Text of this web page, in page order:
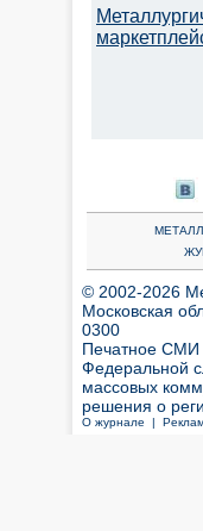
© 2002-2026
Московская
0300
Печатное СМИ
Федеральной
массовых
решения о
О журнале |